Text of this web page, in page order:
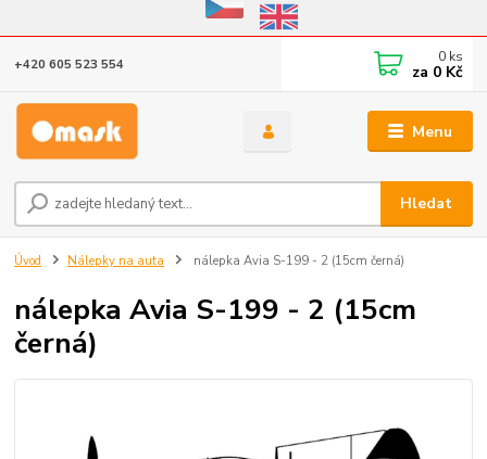
Eshop v provozu do 31.10.2026
Menu
Hledat
+420 605 523 554 0 ks
za 0 Kč
Úvod Nálepky na auta nálepka Avia S-199 - 2 (15cm černá)
nálepka Avia S-199 - 2 (15cm
černá)